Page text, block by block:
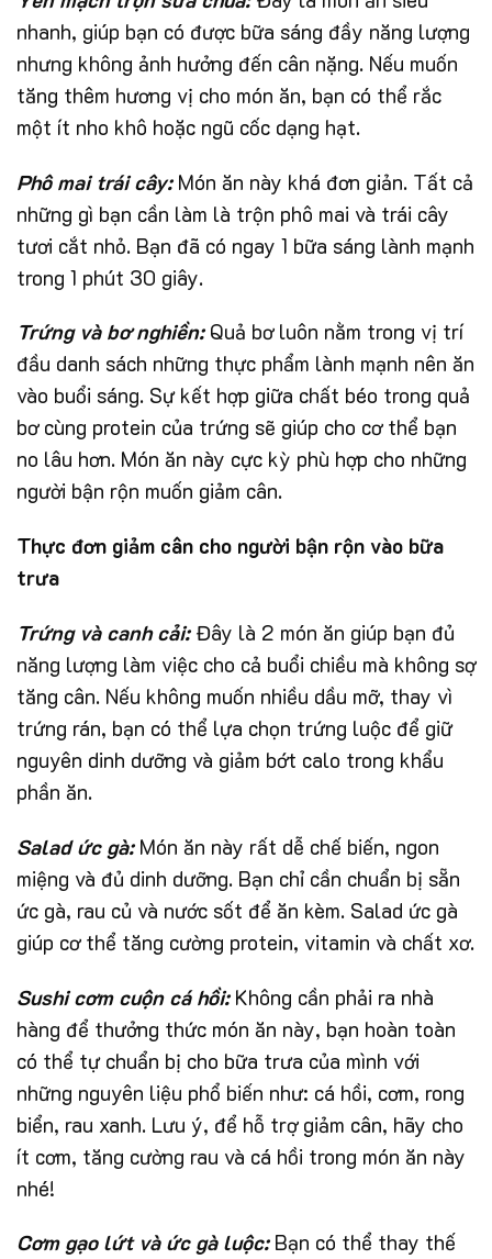
nhanh, giúp bạn có được bữa sáng đầy năng lượng
nhưng không ảnh hưởng đến cân nặng. Nếu muốn
tăng thêm hương vị cho món ăn, bạn có thể rắc
một ít nho khô hoặc ngũ cốc dạng hạt.
Phô mai trái cây:Món ăn này khá đơn giản. Tất cả
những gì bạn cần làm là trộn phô mai và trái cây
tươi cắt nhỏ. Bạn đã có ngay 1 bữa sáng lành mạnh
trong 1 phút 30 giây.
Trứng và bơ nghiền: Quả bơ luôn nằm trong vị trí
đầu danh sách những thực phẩm lành mạnh nên ăn
vào buổi sáng. Sự kết hợp giữa chất béo trong quả
bơ cùng protein của trứng sẽ giúp cho cơ thể bạn
no lâu hơn. Món ăn này cực kỳ phù hợp cho những
người bận rộn muốn giảm cân.
Thực đơn giảm cân cho người bận rộn vào bữa
trưa
Trứng và canh cải:Đây là 2 món ăn giúp bạn đủ
năng lượng làm việc cho cả buổi chiều mà không sợ
tăng cân. Nếu không muốn nhiều dầu mỡ, thay vì
trứng rán, bạn có thể lựa chọn trứng luộc để giữ
nguyên dinh dưỡng và giảm bớt calo trong khẩu
phần ăn.
Salad ức gà:Món ăn này rất dễ chế biến, ngon
miệng và đủ dinh dưỡng. Bạn chỉ cần chuẩn bị sẵn
ức gà, rau củ và nước sốt để ăn kèm. Salad ức gà
giúp cơ thể tăng cường protein, vitamin và chất xơ.
Sushi cơm cuộn cá hồi:Không cần phải ra nhà
hàng để thưởng thức món ăn này, bạn hoàn toàn
có thể tự chuẩn bị cho bữa trưa của mình với
những nguyên liệu phổ biến như: cá hồi, cơm, rong
biển, rau xanh. Lưu ý, để hỗ trợ giảm cân, hãy cho
ít cơm, tăng cường rau và cá hồi trong món ăn này
nhé!
Cơm gạo lứt và ức gà luộc:Bạn có thể thay thế